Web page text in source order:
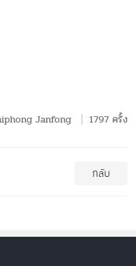
Janfong 1797 ครั้ง
กลับ